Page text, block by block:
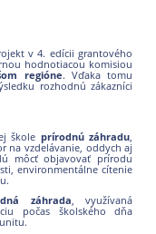
v 4. edícii grantového
hodnotiacou komisiou
regióne. Vďaka tomu
rozhodnú zákazníci
škole prírodnú záhradu
na vzdelávanie, oddych aj
môcť objavovať prírodu
environmentálne cítenie
záhrada , využívaná
počas školského dňa